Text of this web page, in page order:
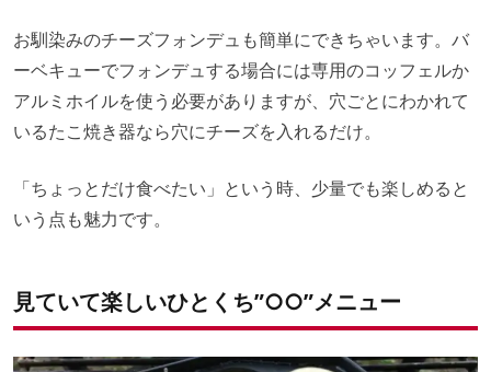
お馴染みのチーズフォンデュも簡単にできちゃいます。バ
ーベキューでフォンデュする場合には専用のコッフェルか
アルミホイルを使う必要がありますが、穴ごとにわかれて
いるたこ焼き器なら穴にチーズを入れるだけ。
「ちょっとだけ食べたい」という時、少量でも楽しめると
いう点も魅力です。
見ていて楽しいひとくち”○○”メニュー